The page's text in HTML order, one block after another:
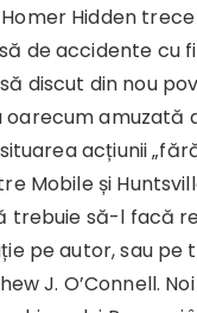
Hidden
de accidente cu
discut din nou
oarecum amuzată
acțiunii
Mobile și
trebuie să-l facă
pe autor, sau pe
J. O’Connell.